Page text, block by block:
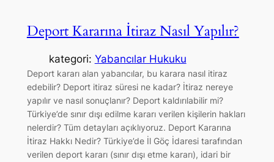
Deport Kararına İtiraz Nasıl Yapılır?
kategori: Yabancılar Hukuku
Deport kararı alan yabancılar, bu karara nasıl itiraz
edebilir? Deport itiraz süresi ne kadar? İtiraz nereye
yapılır ve nasıl sonuçlanır? Deport kaldırılabilir mi?
Türkiye’de sınır dışı edilme kararı verilen kişilerin hakları
nelerdir? Tüm detayları açıklıyoruz. Deport Kararına
İtiraz Hakkı Nedir? Türkiye’de İl Göç İdaresi tarafından
verilen deport kararı (sınır dışı etme kararı), idari bir